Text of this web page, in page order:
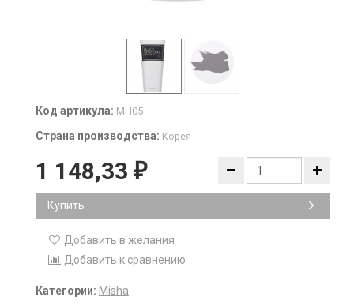
Код артикула: MH05
Страна производства: Корея
1 148,33 ₽
Купить
Добавить в желания
Добавить к сравнению
Категории: Misha